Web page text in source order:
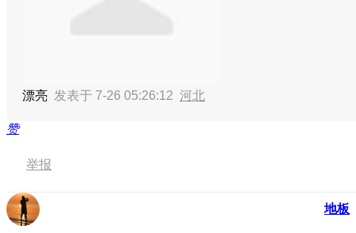
漂亮 发表于 7-26 05:26:12 河北
赞
举报
地板